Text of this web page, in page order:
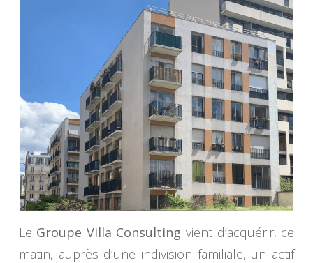
Le Groupe Villa Consulting vient d’acquérir, ce
matin, auprès d’une indivision familiale, un actif